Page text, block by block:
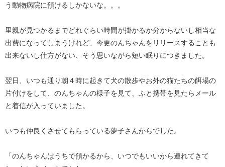
う動物病院に預けるしかないな。。。
里親が見つかるまでどれぐらい時間が掛かるか分からないし相当な
出費になってしまうけれど、今更のんちゃんをリリースすることも
出来ないし仕方がない、そう思いながら短い眠りにつきました。
翌日、いつも通り朝４時に起きて犬の散歩やお外の猫たちの餌場の
片付けをして、のんちゃんの様子を見て、ふと携帯を見たらメール
と着信が入っていました。
いつも仲良くさせてもらっている夢子さんからでした。
「のんちゃんはうちで預かるから、いつでもいいから連れてきて